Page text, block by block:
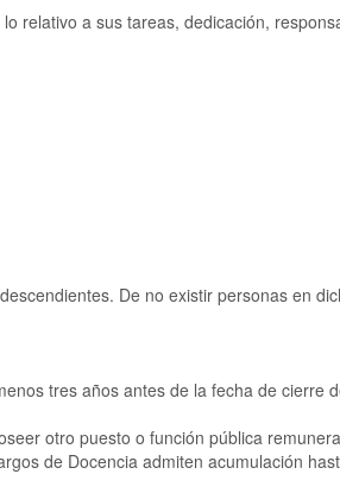
relativo a sus tareas, dedicación,
De no existir personas en
tres años antes de la fecha de cierre
otro puesto o función pública
de Docencia admiten acumulación